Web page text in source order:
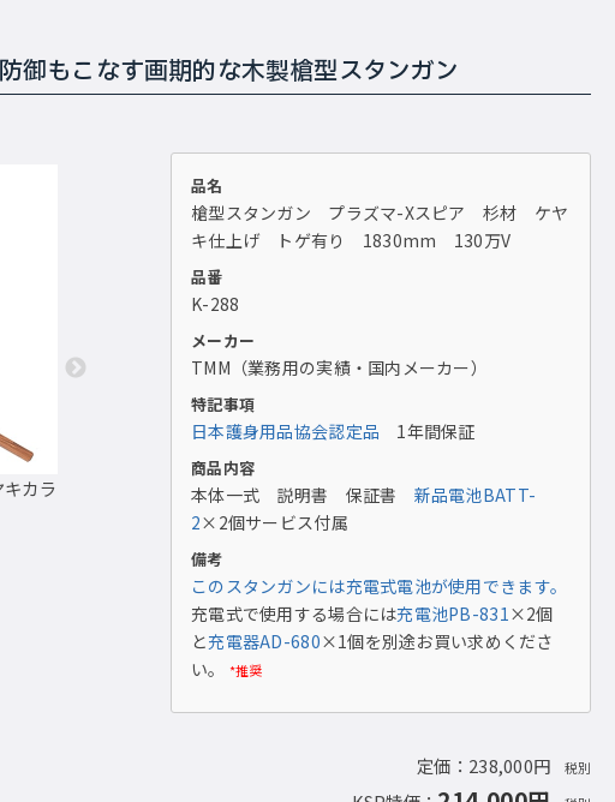
もこなす画期的な木製槍型スタンガン
カラ
機能図（トゲ部画像カラーは代表例）
品名
槍型スタンガン プラズマ-Xスピア 杉材 ケヤ
キ仕上げ トゲ有り 1830mm 130万V
品番
K-288
メーカー
TMM（業務用の実績・国内メーカー）
特記事項
日本護身用品協会認定品 1年間保証
商品内容
本体一式 説明書 保証書 新品電池BATT-
2×2個サービス付属
備考
このスタンガンには充電式電池が使用できます。
充電式で使用する場合には充電池PB-831×2個
と充電器AD-680×1個を別途お買い求めくださ
い。
*推奨
定価：238,000円 税別